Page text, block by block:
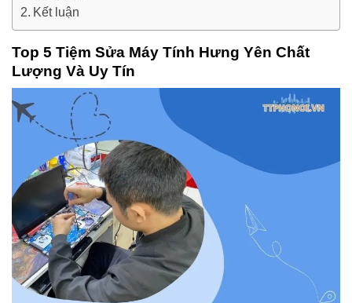
Kết luận
Top 5 Tiệm Sửa Máy Tính Hưng Yên Chất
Lượng Và Uy Tín